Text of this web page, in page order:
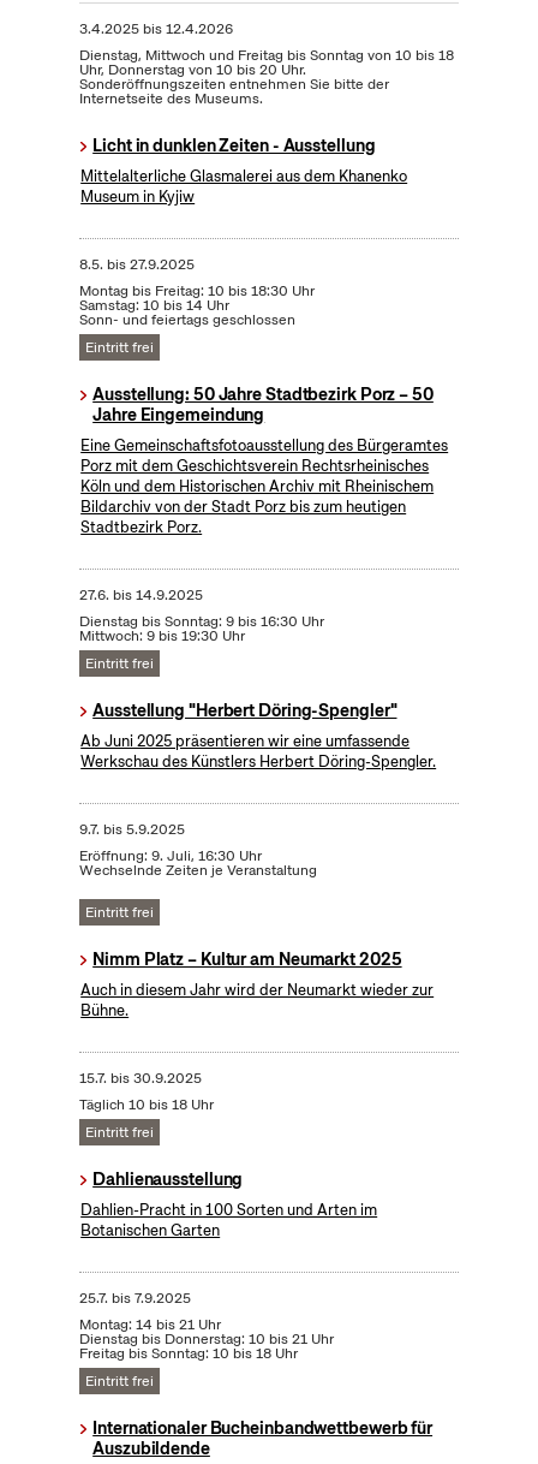
3.4.2025bis12.4.2026
Dienstag, Mittwoch und Freitag bis Sonntag von 10 bis 18
Uhr, Donnerstag von 10 bis 20 Uhr.
Sonderöffnungszeiten entnehmen Sie bitte der
Internetseite des Museums.
Licht in dunklen Zeiten - Ausstellung
Mittelalterliche Glasmalerei aus dem Khanenko
Museum in Kyjiw
8.5. bis27.9.2025
Montag bis Freitag: 10 bis 18:30 Uhr
Samstag: 10 bis 14 Uhr
Sonn- und feiertags geschlossen
Eintritt frei
Ausstellung: 50 Jahre Stadtbezirk Porz – 50
Jahre Eingemeindung
Eine Gemeinschaftsfotoausstellung des Bürgeramtes
Porz mit dem Geschichtsverein Rechtsrheinisches
Köln und dem Historischen Archiv mit Rheinischem
Bildarchiv von der Stadt Porz bis zum heutigen
Stadtbezirk Porz.
27.6. bis14.9.2025
Dienstag bis Sonntag: 9 bis 16:30 Uhr
Mittwoch: 9 bis 19:30 Uhr
Eintritt frei
Ausstellung "Herbert Döring-Spengler"
Ab Juni 2025 präsentieren wir eine umfassende
Werkschau des Künstlers Herbert Döring-Spengler.
9.7. bis5.9.2025
Eröffnung: 9. Juli, 16:30 Uhr
Wechselnde Zeiten je Veranstaltung
Eintritt frei
Nimm Platz – Kultur am Neumarkt 2025
Auch in diesem Jahr wird der Neumarkt wieder zur
Bühne.
15.7. bis30.9.2025
Täglich 10 bis 18 Uhr
Eintritt frei
Dahlienausstellung
Dahlien-Pracht in 100 Sorten und Arten im
Botanischen Garten
25.7. bis7.9.2025
Montag: 14 bis 21 Uhr
Dienstag bis Donnerstag: 10 bis 21 Uhr
Freitag bis Sonntag: 10 bis 18 Uhr
Eintritt frei
Internationaler Bucheinbandwettbewerb für
Auszubildende